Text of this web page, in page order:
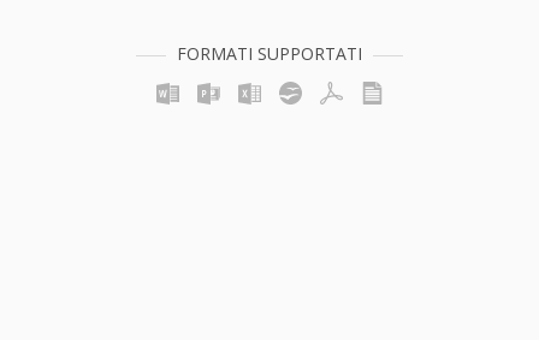
FORMATI SUPPORTATI